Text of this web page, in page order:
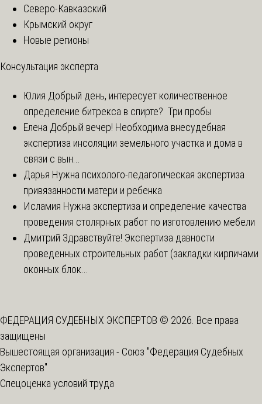
Северо-Кавказский
Крымский округ
Новые регионы
Консультация эксперта
Юлия Добрый день, интересует количественное
определение битрекса в спирте? Три пробы
Елена Добрый вечер! Необходима внесудебная
экспертиза инсоляции земельного участка и дома в
связи с вын...
Дарья Нужна психолого-педагогическая экспертиза
привязанности матери и ребенка
Исламия Нужна экспертиза и определение качества
проведения столярных работ по изготовлению мебели
Дмитрий Здравствуйте! Экспертиза давности
проведенных строительных работ (закладки кирпичами
оконных блок...
ФЕДЕРАЦИЯ СУДЕБНЫХ ЭКСПЕРТОВ © 2026. Все права
защищены
Вышестоящая организация - Союз "Федерация Судебных
Экспертов"
Спецоценка условий труда